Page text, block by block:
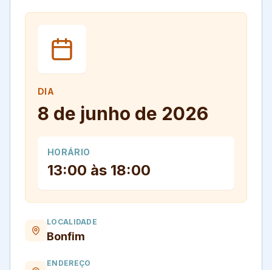
DIA
8 de junho de 2026
HORÁRIO
13:00 às 18:00
LOCALIDADE
Bonfim
ENDEREÇO